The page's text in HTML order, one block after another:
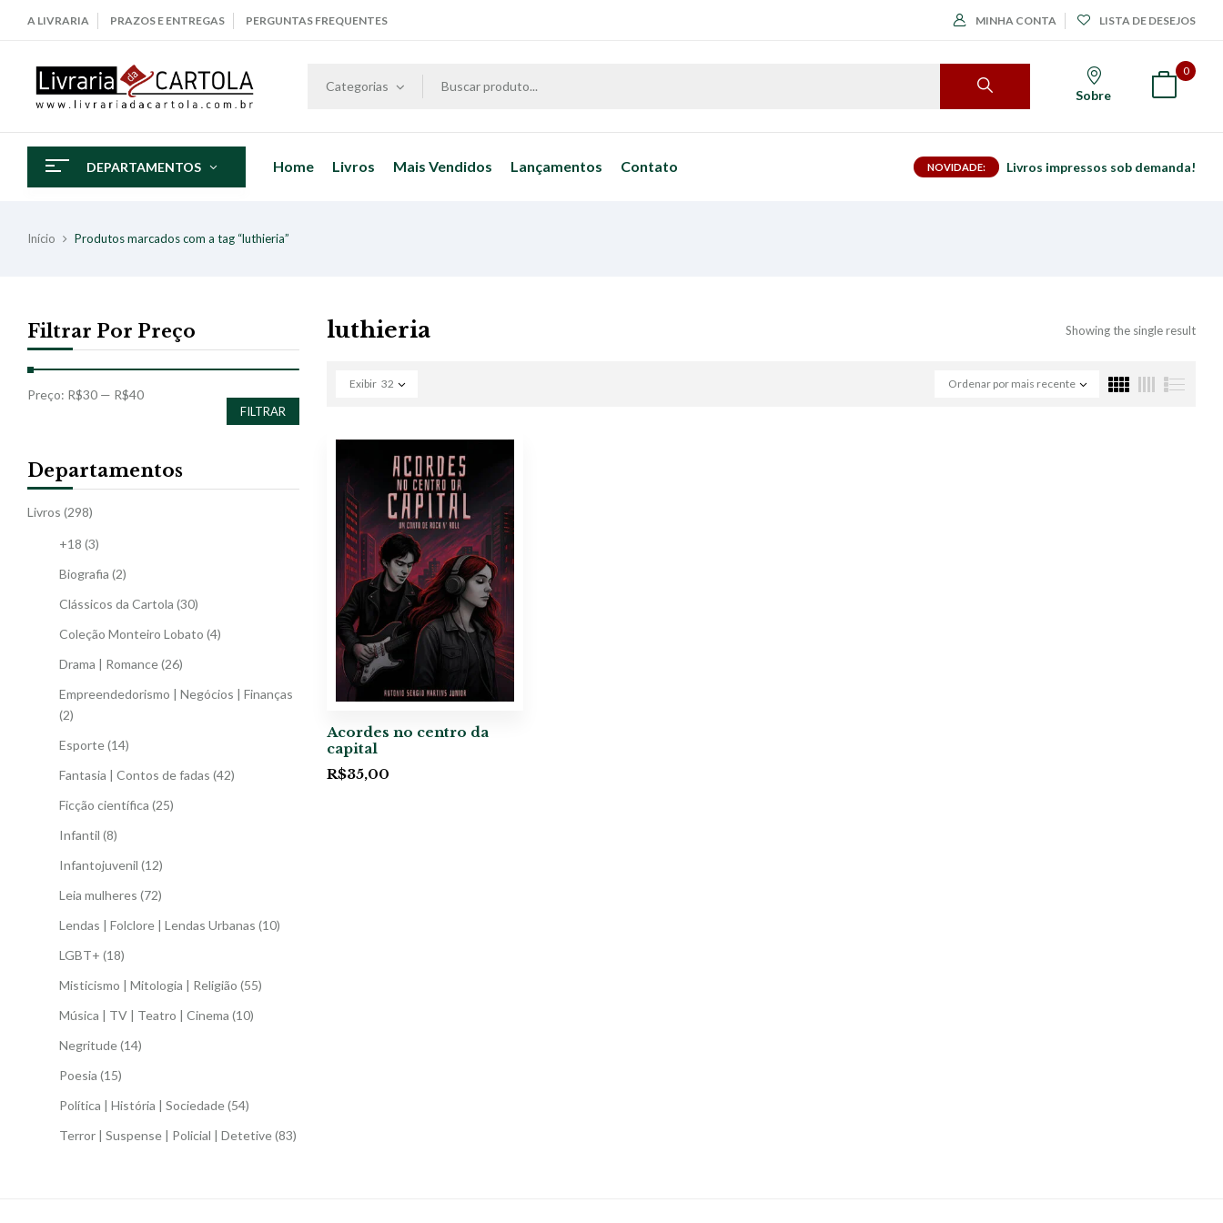
A LIVRARIA PRAZOS E ENTREGAS PERGUNTAS FREQUENTES MINHA CONTA LISTA DE DESEJOS
Categorias
Sobre
0
DEPARTAMENTOS Home Livros Mais Vendidos Lançamentos Contato NOVIDADE: Livros impressos sob demanda!
Início Produtos marcados com a tag “luthieria”
Filtrar Por Preço
FILTRAR
Preço: R$30 — R$40
Departamentos
Livros (298)
+18 (3)
Biografia (2)
Clássicos da Cartola (30)
Coleção Monteiro Lobato (4)
Drama | Romance(26)
Empreendedorismo | Negócios | Finanças
(2)
Esporte(14)
Fantasia | Contos de fadas (42)
Ficção científica (25)
Infantil (8)
Infantojuvenil (12)
Leia mulheres (72)
Lendas | Folclore | Lendas Urbanas (10)
LGBT+ (18)
Misticismo | Mitologia | Religião (55)
Música | TV | Teatro | Cinema (10)
Negritude(14)
Poesia (15)
Política | História | Sociedade(54)
Terror | Suspense | Policial | Detetive(83)
luthieria Showing the single result
Ordenar por mais recente
Exibir 32
Acordes no centro da
capital
R$35,00